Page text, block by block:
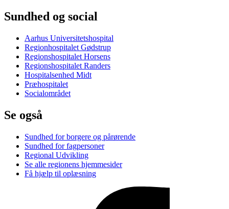
Sundhed og social
Aarhus Universitetshospital
Regionhospitalet Gødstrup
Regionshospitalet Horsens
Regionshospitalet Randers
Hospitalsenhed Midt
Præhospitalet
Socialområdet
Se også
Sundhed for borgere og pårørende
Sundhed for fagpersoner
Regional Udvikling
Se alle regionens hjemmesider
Få hjælp til oplæsning